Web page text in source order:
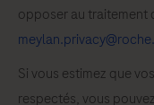
opposer au traitement
Si vous estimez que
respectés, vous